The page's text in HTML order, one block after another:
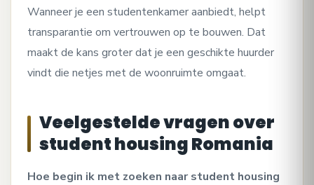
Wanneer je een studentenkamer aanbiedt, helpt
transparantie om vertrouwen op te bouwen. Dat
maakt de kans groter dat je een geschikte huurder
vindt die netjes met de woonruimte omgaat.
Veelgestelde vragen over
student housing Romania
Hoe begin ik met zoeken naar student housing